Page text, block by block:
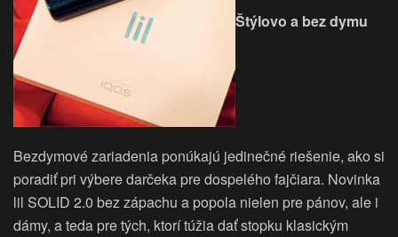
Štýlovo a bez dymu
Bezdymové zariadenia ponúkajú jedinečné riešenie, ako si
poradiť pri výbere darčeka pre dospelého fajčiara. Novinka
lil SOLID 2.0 bez zápachu a popola nielen pre pánov, ale i
dámy, a teda pre tých, ktorí túžia dať stopku klasickým